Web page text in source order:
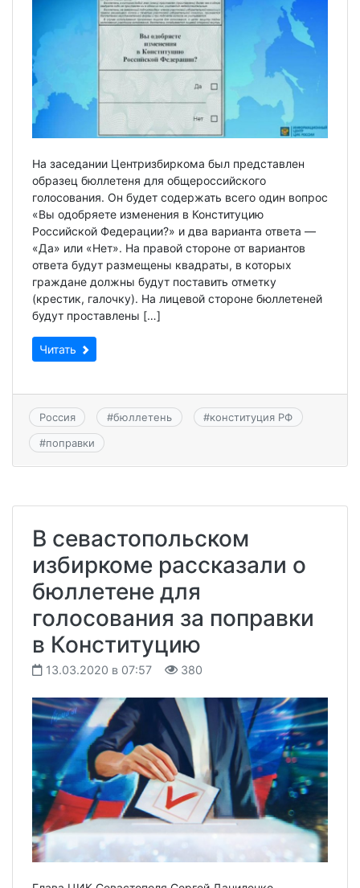
На заседании Центризбиркома был представлен
образец бюллетеня для общероссийского
голосования. Он будет содержать всего один вопрос
«Вы одобряете изменения в Конституцию
Российской Федерации?» и два варианта ответа —
«Да» или «Нет». На правой стороне от вариантов
ответа будут размещены квадраты, в которых
граждане должны будут поставить отметку
(крестик, галочку). На лицевой стороне бюллетеней
будут проставлены […]
Читать
Россия #бюллетень #конституция РФ
#поправки
В севастопольском
избиркоме рассказали о
бюллетене для
голосования за поправки
в Конституцию
13.03.2020 в 07:57 380